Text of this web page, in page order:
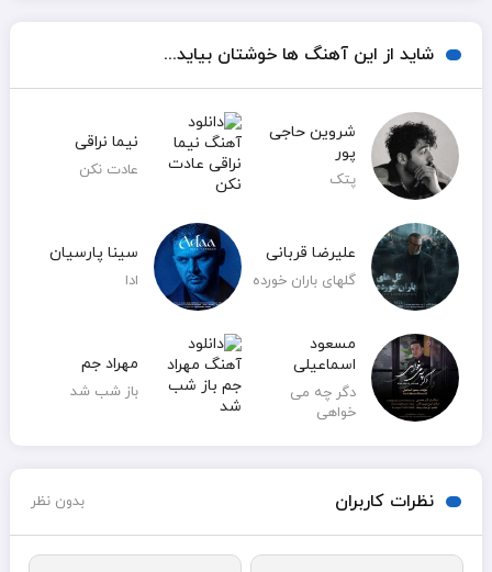
شاید از این آهنگ ها خوشتان بیاید...
شروین حاجی
پور
پتک
نیما نراقی
عادت نکن
علیرضا قربانی
گلهای باران خورده
سینا پارسیان
ادا
مسعود
اسماعیلی
دگر چه می
خواهی
مهراد جم
باز شب شد
نظرات کاربران بدون نظر